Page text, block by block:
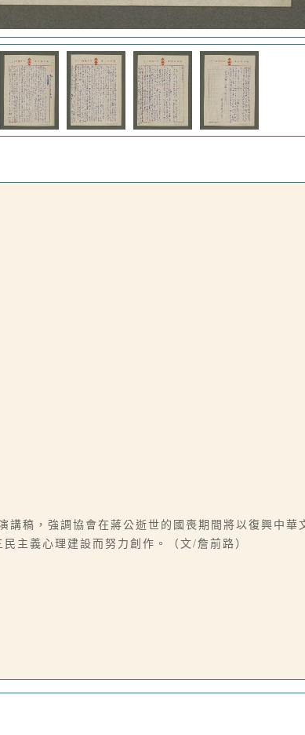
講稿，強調協會在蔣公逝世的國喪期間將以復興中華
主義心理建設而努力創作。（文/詹前路）